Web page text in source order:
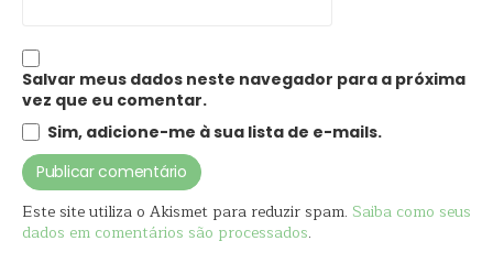
Salvar meus dados neste navegador para a próxima
vez que eu comentar.
Sim, adicione-me à sua lista de e-mails.
Este site utiliza o Akismet para reduzir spam. Saiba como seus
dados em comentários são processados.